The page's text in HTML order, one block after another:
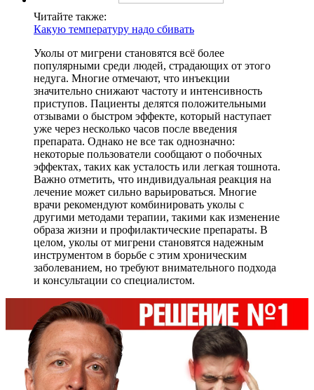
Читайте также:
Какую температуру надо сбивать
Уколы от мигрени становятся всё более
популярными среди людей, страдающих от этого
недуга. Многие отмечают, что инъекции
значительно снижают частоту и интенсивность
приступов. Пациенты делятся положительными
отзывами о быстром эффекте, который наступает
уже через несколько часов после введения
препарата. Однако не все так однозначно:
некоторые пользователи сообщают о побочных
эффектах, таких как усталость или легкая тошнота.
Важно отметить, что индивидуальная реакция на
лечение может сильно варьироваться. Многие
врачи рекомендуют комбинировать уколы с
другими методами терапии, такими как изменение
образа жизни и профилактические препараты. В
целом, уколы от мигрени становятся надежным
инструментом в борьбе с этим хроническим
заболеванием, но требуют внимательного подхода
и консультации со специалистом.